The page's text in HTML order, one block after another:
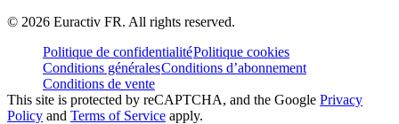
© 2026 Euractiv FR. All rights reserved.
Politique de confidentialitéPolitique cookies
Conditions généralesConditions d’abonnement
Conditions de vente
This site is protected by reCAPTCHA, and the Google Privacy
Policy and Terms of Service apply.